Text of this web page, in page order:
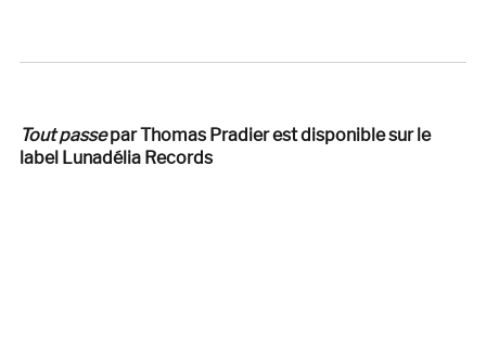
Tout passepar Thomas Pradier est disponible sur le
label Lunadélia Records